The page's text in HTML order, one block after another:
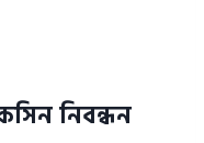
নিবন্ধন